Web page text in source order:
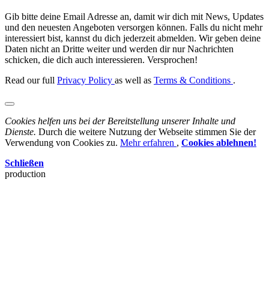
Gib bitte deine Email Adresse an, damit wir dich mit News, Updates
und den neuesten Angeboten versorgen können. Falls du nicht mehr
interessiert bist, kannst du dich jederzeit abmelden. Wir geben deine
Daten nicht an Dritte weiter und werden dir nur Nachrichten
schicken, die dich auch interessieren. Versprochen!
Read our full Privacy Policy as well as Terms & Conditions .
Cookies helfen uns bei der Bereitstellung unserer Inhalte und
Dienste. Durch die weitere Nutzung der Webseite stimmen Sie der
Verwendung von Cookies zu. Mehr erfahren , Cookies ablehnen!
Schließen
production